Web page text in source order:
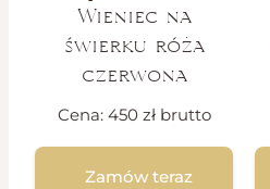
Wieniec na
świerku róża
czerwona
Cena: 450 zł brutto
Zamów teraz